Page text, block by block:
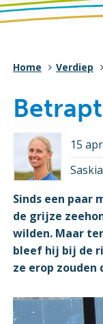
Home Verdiep
15
Sinds een paar
de grijze
wilden. Maar
bleef hij bij de
ze erop zouden